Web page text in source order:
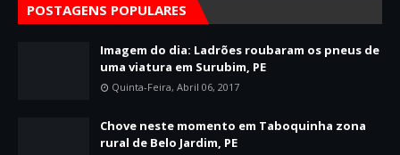
POSTAGENS POPULARES
Imagem do dia: Ladrões roubaram os pneus de
uma viatura em Surubim, PE
Quinta-Feira, Abril 06, 2017
Chove neste momento em Taboquinha zona
rural de Belo Jardim, PE